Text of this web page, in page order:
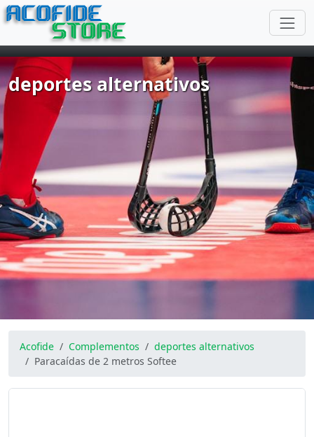
ACOFIDE
STORE
deportes alternativos
Acofide Complementos
deportes alternativos
Paracaídas de 2 metros Softee